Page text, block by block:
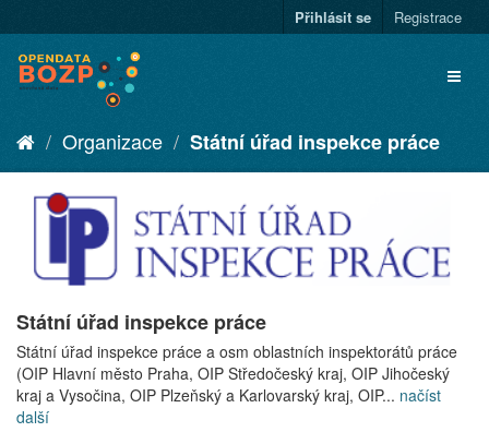
Přihlásit se Registrace
Organizace Státní úřad inspekce práce
Státní úřad inspekce práce
Státní úřad inspekce práce a osm oblastních inspektorátů práce
(OIP Hlavní město Praha, OIP Středočeský kraj, OIP Jihočeský
kraj a Vysočina, OIP Plzeňský a Karlovarský kraj, OIP... načíst
další